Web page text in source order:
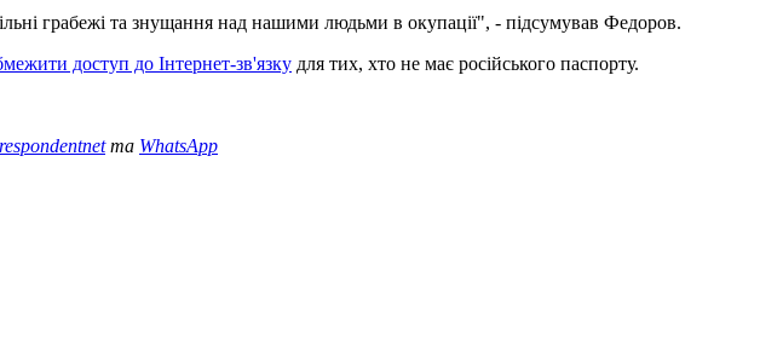
грабежі та знущання над нашими людьми в окупації", - підсумував Федоров.
доступ до Інтернет-зв'язку для тих, хто не має російського паспорту.
та WhatsApp